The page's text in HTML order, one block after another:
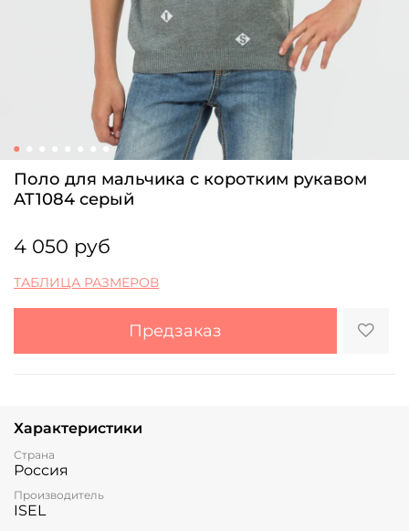
Поло для мальчика с коротким рукавом
AT1084 серый
4 050 руб
ТАБЛИЦА РАЗМЕРОВ
Предзаказ
Характеристики
Страна
Россия
Производитель
ISEL